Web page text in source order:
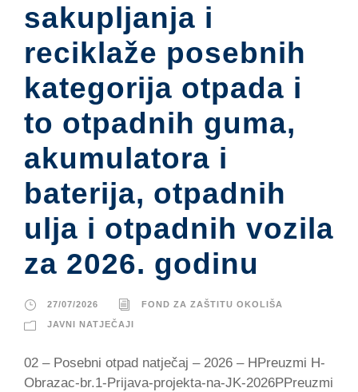
sakupljanja i
reciklaže posebnih
kategorija otpada i
to otpadnih guma,
akumulatora i
baterija, otpadnih
ulja i otpadnih vozila
za 2026. godinu
27/07/2026 FOND ZA ZAŠTITU OKOLIŠA
JAVNI NATJEČAJI
02 – Posebni otpad natječaj – 2026 – HPreuzmi H-
Obrazac-br.1-Prijava-projekta-na-JK-2026PPreuzmi